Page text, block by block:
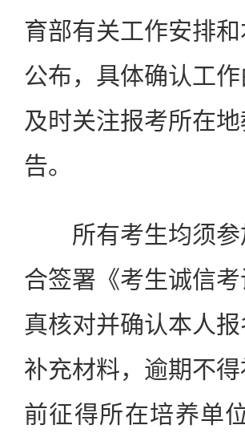
育部有关工作安排
公布，具体确认工
及时关注报考所在
告。
所有考生均须参
合签署《考生诚信
真核对并确认本人
补充材料，逾期不
前征得所在培养单